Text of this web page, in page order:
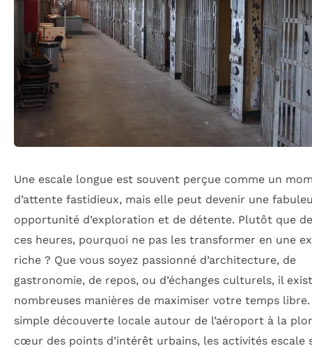
Une escale longue est souvent perçue comme un
d’attente fastidieux, mais elle peut devenir une
opportunité d’exploration et de détente. Plutôt que
ces heures, pourquoi ne pas les transformer en une
riche ? Que vous soyez passionné d’architecture, de
gastronomie, de repos, ou d’échanges culturels, il
nombreuses manières de maximiser votre temps
simple découverte locale autour de l’aéroport à la
cœur des points d’intérêt urbains, les activités escale